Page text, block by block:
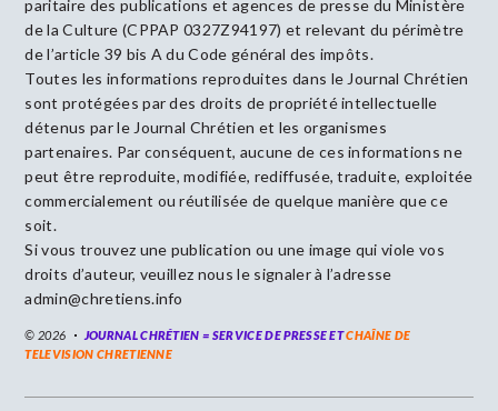
paritaire des publications et agences de presse du Ministère
de la Culture (CPPAP 0327Z94197) et relevant du périmètre
de l’article 39 bis A du Code général des impôts.
Toutes les informations reproduites dans le Journal Chrétien
sont protégées par des droits de propriété intellectuelle
détenus par le Journal Chrétien et les organismes
partenaires. Par conséquent, aucune de ces informations ne
peut être reproduite, modifiée, rediffusée, traduite, exploitée
commercialement ou réutilisée de quelque manière que ce
soit.
Si vous trouvez une publication ou une image qui viole vos
droits d’auteur, veuillez nous le signaler à l’adresse
admin@chretiens.info
© 2026 JOURNAL CHRÉTIEN = SERVICE DE PRESSE ETCHAÎNE DE
TELEVISION CHRETIENNE